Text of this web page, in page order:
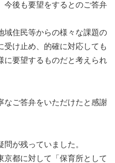
今後も要望をするとのご答弁
域住民等からの様々な課題の
受け止め、的確に対応しても
に要望するものだと考えられ
なご答弁をいただけたと感謝
が残っていました。
京都に対して「保育所として